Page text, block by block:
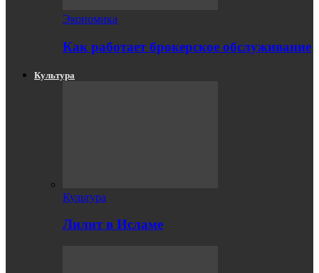
Экономика
Как работает брокерское обслуживание
Культура
Культура
Лилит в Исламе